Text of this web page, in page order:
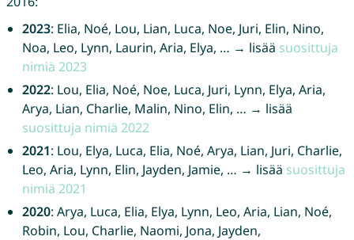
2023: Elia, Noé, Lou, Lian, Luca, Noe, Juri, Elin, Nino,
Noa, Leo, Lynn, Laurin, Aria, Elya, … → lisää suosittuja
nimiä 2023
2022: Lou, Elia, Noé, Noe, Luca, Juri, Lynn, Elya, Aria,
Arya, Lian, Charlie, Malin, Nino, Elin, … → lisää
suosittuja nimiä 2022
2021: Lou, Elya, Luca, Elia, Noé, Arya, Lian, Juri, Charlie,
Leo, Aria, Lynn, Elin, Jayden, Jamie, … → lisää suosittuja
nimiä 2021
2020: Arya, Luca, Elia, Elya, Lynn, Leo, Aria, Lian, Noé,
Robin, Lou, Charlie, Naomi, Jona, Jayden,